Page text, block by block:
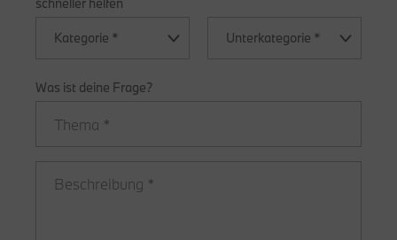
Kategorie * Unterkategorie *
Was ist deine Frage?